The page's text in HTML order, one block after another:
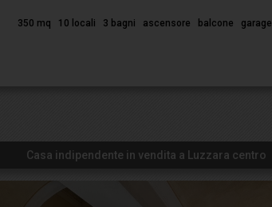
350 mq 10 locali 3 bagni ascensore balcone garage
Casa indipendente in vendita a Luzzara centro